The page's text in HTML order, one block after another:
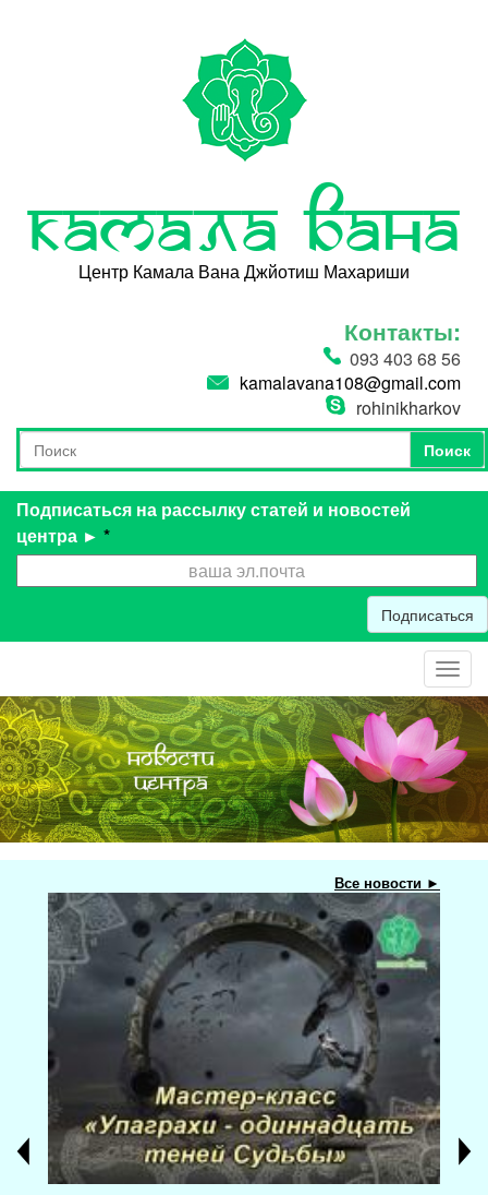
Камала Вана
Центр Камала Вана Джйотиш Махариши
Контакты:
093 403 68 56
kamalavana108@gmail.com
rohinikharkov
Форма поиска
Поиск
Поиск
Подписаться на рассылку статей и новостей
центра ► *
Подписаться
Все новости ►